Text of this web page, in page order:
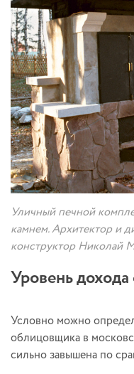
Уличный печной
камнем. Архитектор и
конструктор Николай
Уровень
Условно можно
облицовщика в
сильно завышена по